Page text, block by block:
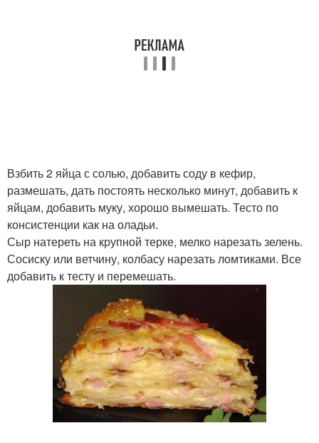
Взбить 2 яйца с солью, добавить соду в кефир,
размешать, дать постоять несколько минут, добавить к
яйцам, добавить муку, хорошо вымешать. Тесто по
консистенции как на оладьи.
Сыр натереть на крупной терке, мелко нарезать зелень.
Сосиску или ветчину, колбасу нарезать ломтиками. Все
добавить к тесту и перемешать.